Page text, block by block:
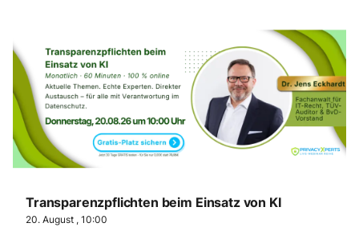
Transparenzpflichten beim Einsatz von KI
20. August , 10:00